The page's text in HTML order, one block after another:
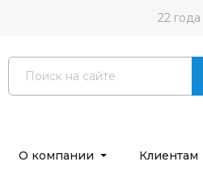
22
О компании Клиентам